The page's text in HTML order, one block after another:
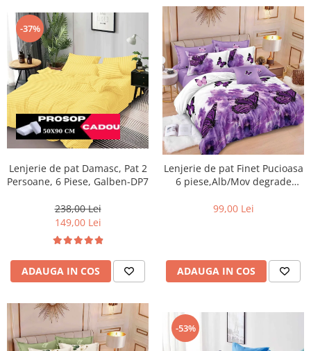
-37%
Lenjerie de pat Damasc, Pat 2
Persoane, 6 Piese, Galben-DP7
238,00 Lei
149,00 Lei
ADAUGA IN COS
Lenjerie de pat Finet Pucioasa
6 piese,Alb/Mov degrade
99,00 Lei
ADAUGA IN COS
-53%